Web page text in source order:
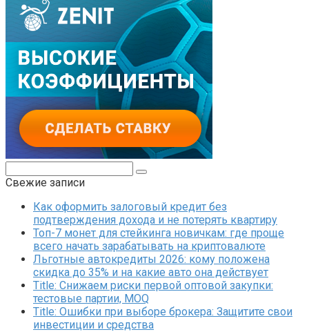
Свежие записи
Как оформить залоговый кредит без
подтверждения дохода и не потерять квартиру
Топ-7 монет для стейкинга новичкам: где проще
всего начать зарабатывать на криптовалюте
Льготные автокредиты 2026: кому положена
скидка до 35% и на какие авто она действует
Title: Снижаем риски первой оптовой закупки:
тестовые партии, MOQ
Title: Ошибки при выборе брокера: Защитите свои
инвестиции и средства